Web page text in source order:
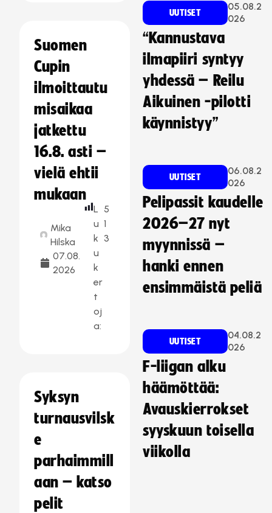
Suomen
Cupin
ilmoittautu
misaikaa
jatkettu
16.8. asti –
vielä ehtii
mukaan
Mika
Hilska
07.08.
2026
L
u
k
u
k
er
t
oj
a:
5
1
3
Syksyn
turnausvilsk
e
parhaimmill
aan – katso
pelit
UUTISET
05.08.2
026
“Kannustava
ilmapiiri syntyy
yhdessä – Reilu
Aikuinen -pilotti
käynnistyy”
UUTISET
06.08.2
026
Pelipassit kaudelle
2026–27 nyt
myynnissä –
hanki ennen
ensimmäistä peliä
UUTISET
04.08.2
026
F-liigan alku
häämöttää:
Avauskierrokset
syyskuun toisella
viikolla